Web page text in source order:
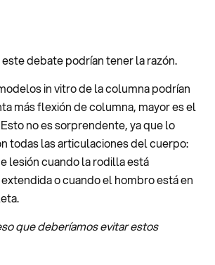
debate podrían tener la razón.
in vitro de la columna podrían
más flexión de columna, mayor es el
no es sorprendente, ya que lo
todas las articulaciones del cuerpo:
lesión cuando la rodilla está
o cuando el hombro está en
que deberíamos evitar estos